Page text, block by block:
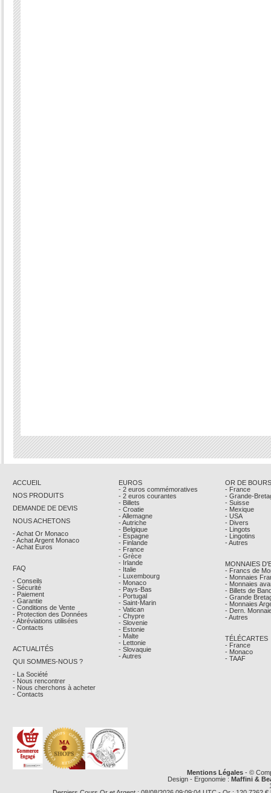
ACCUEIL
NOS PRODUITS
DEMANDE DE DEVIS
NOUS ACHETONS
- Achat Or Monaco
- Achat Argent Monaco
- Achat Euros
FAQ
- Conseils
- Sécurité
- Paiement
- Garantie
- Conditions de Vente
- Protection des Données
- Abréviations utilisées
- Contacts
ACTUALITÉS
QUI SOMMES-NOUS ?
- La Société
- Nous rencontrer
- Nous cherchons à acheter
- Contacts
EUROS
- 2 euros commémoratives
- 2 euros courantes
- Billets
- Croatie
- Allemagne
- Autriche
- Belgique
- Espagne
- Finlande
- France
- Grèce
- Irlande
- Italie
- Luxembourg
- Monaco
- Pays-Bas
- Portugal
- Saint-Marin
- Vatican
- Chypre
- Slovenie
- Estonie
- Malte
- Lettonie
- Slovaquie
- Autres
OR DE
- France
- Grande-
- Suisse
- Mexique
- USA
- Divers
- Lingots
- Lingotins
- Autres
MONNAIES
- Francs de
- Monnaies
- Monnaies
- Billets de
- Grande
- Monnaies
- Dern.
- Autres
TÉLÉCARTES
- France
- Monaco
- TAAF
Mentions Légales- ©
Design - Ergonomie : Maffini &